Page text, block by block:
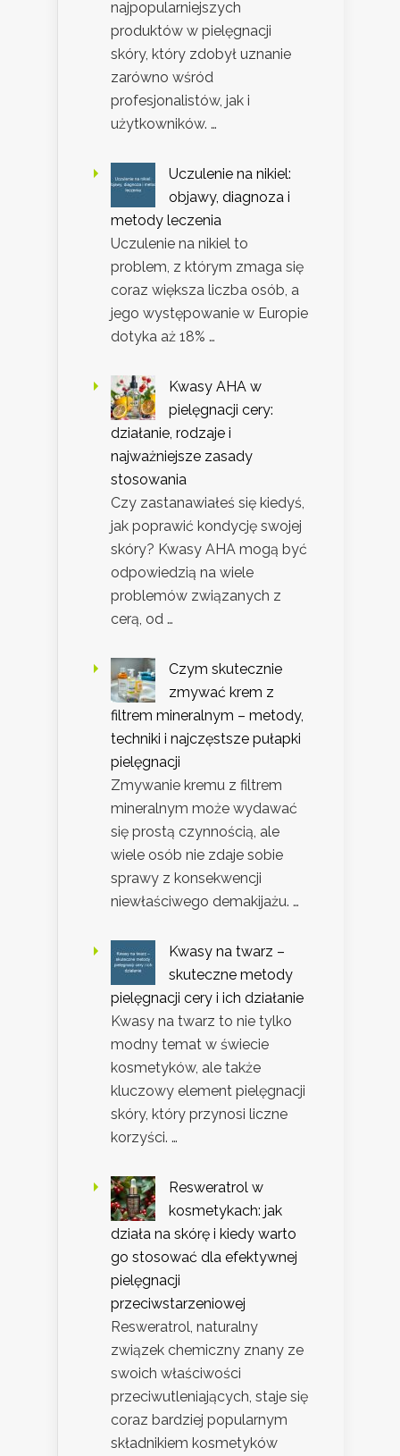
najpopularniejszych
produktów w pielęgnacji
skóry, który zdobył uznanie
zarówno wśród
profesjonalistów, jak i
użytkowników. …
Uczulenie na nikiel:
objawy, diagnoza i
metody leczenia
Uczulenie na nikiel to
problem, z którym zmaga się
coraz większa liczba osób, a
jego występowanie w Europie
dotyka aż 18% …
Kwasy AHA w
pielęgnacji cery:
działanie, rodzaje i
najważniejsze zasady
stosowania
Czy zastanawiałeś się kiedyś,
jak poprawić kondycję swojej
skóry? Kwasy AHA mogą być
odpowiedzią na wiele
problemów związanych z
cerą, od …
Czym skutecznie
zmywać krem z
filtrem mineralnym – metody,
techniki i najczęstsze pułapki
pielęgnacji
Zmywanie kremu z filtrem
mineralnym może wydawać
się prostą czynnością, ale
wiele osób nie zdaje sobie
sprawy z konsekwencji
niewłaściwego demakijażu. …
Kwasy na twarz –
skuteczne metody
pielęgnacji cery i ich działanie
Kwasy na twarz to nie tylko
modny temat w świecie
kosmetyków, ale także
kluczowy element pielęgnacji
skóry, który przynosi liczne
korzyści. …
Resweratrol w
kosmetykach: jak
działa na skórę i kiedy warto
go stosować dla efektywnej
pielęgnacji
przeciwstarzeniowej
Resweratrol, naturalny
związek chemiczny znany ze
swoich właściwości
przeciwutleniających, staje się
coraz bardziej popularnym
składnikiem kosmetyków